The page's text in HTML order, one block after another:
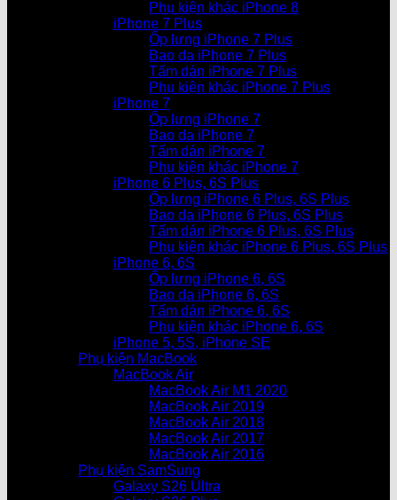
Phụ kiện khác iPhone 8
iPhone 7 Plus
Ốp lưng iPhone 7 Plus
Bao da iPhone 7 Plus
Tấm dán iPhone 7 Plus
Phụ kiện khác iPhone 7 Plus
iPhone 7
Ốp lưng iPhone 7
Bao da iPhone 7
Tấm dán iPhone 7
Phụ kiện khác iPhone 7
iPhone 6 Plus, 6S Plus
Ốp lưng iPhone 6 Plus, 6S Plus
Bao da iPhone 6 Plus, 6S Plus
Tấm dán iPhone 6 Plus, 6S Plus
Phụ kiện khác iPhone 6 Plus, 6S Plus
iPhone 6, 6S
Ốp lưng iPhone 6, 6S
Bao da iPhone 6, 6S
Tấm dán iPhone 6, 6S
Phụ kiện khác iPhone 6, 6S
iPhone 5, 5S, iPhone SE
Phụ kiện MacBook
MacBook Air
MacBook Air M1 2020
MacBook Air 2019
MacBook Air 2018
MacBook Air 2017
MacBook Air 2016
Phụ kiện SamSung
Galaxy S26 Ultra